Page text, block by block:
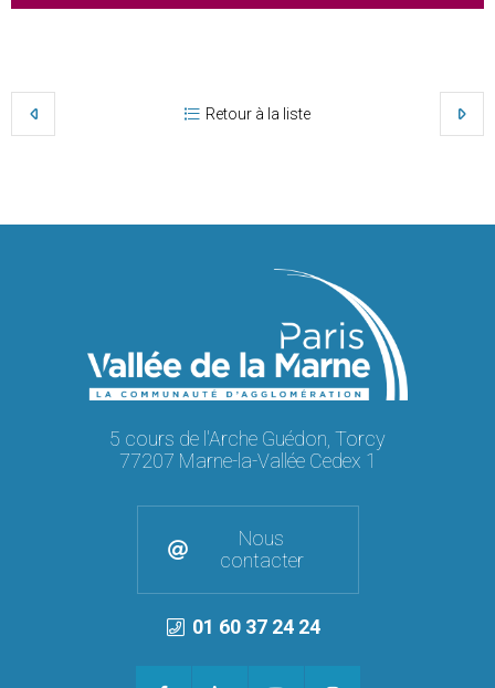
Retour à la liste
5 cours de l'Arche Guédon, Torcy
77207 Marne-la-Vallée Cedex 1
Nous
contacter
01 60 37 24 24